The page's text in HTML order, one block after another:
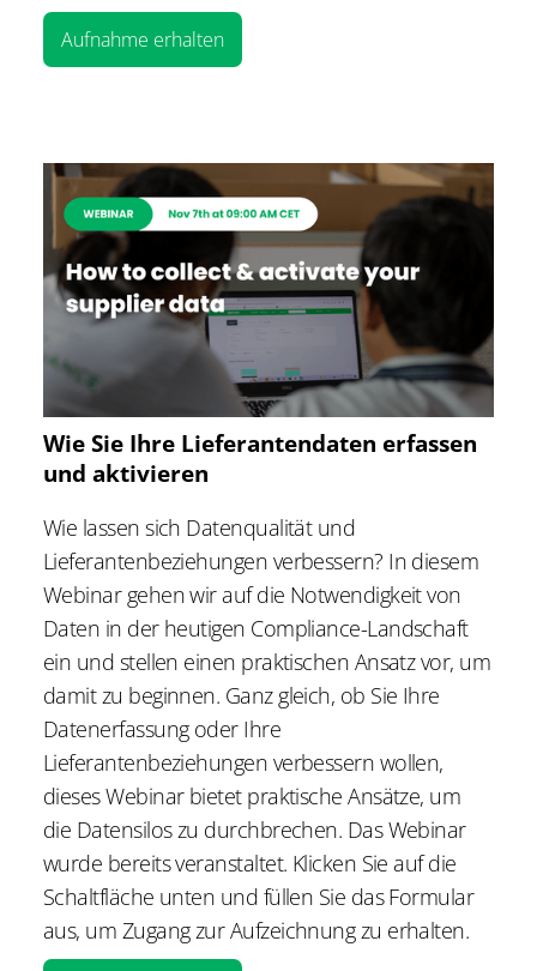
Aufnahme erhalten
Wie Sie Ihre Lieferantendaten erfassen
und aktivieren
Wie lassen sich Datenqualität und
Lieferantenbeziehungen verbessern? In diesem
Webinar gehen wir auf die Notwendigkeit von
Daten in der heutigen Compliance-Landschaft
ein und stellen einen praktischen Ansatz vor, um
damit zu beginnen. Ganz gleich, ob Sie Ihre
Datenerfassung oder Ihre
Lieferantenbeziehungen verbessern wollen,
dieses Webinar bietet praktische Ansätze, um
die Datensilos zu durchbrechen. Das Webinar
wurde bereits veranstaltet. Klicken Sie auf die
Schaltfläche unten und füllen Sie das Formular
aus, um Zugang zur Aufzeichnung zu erhalten.